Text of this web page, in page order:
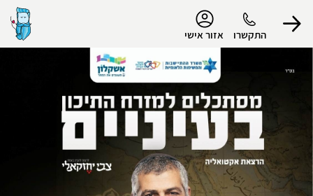
התקשרו אזור אישי
הפרופיל שלי
התנתק